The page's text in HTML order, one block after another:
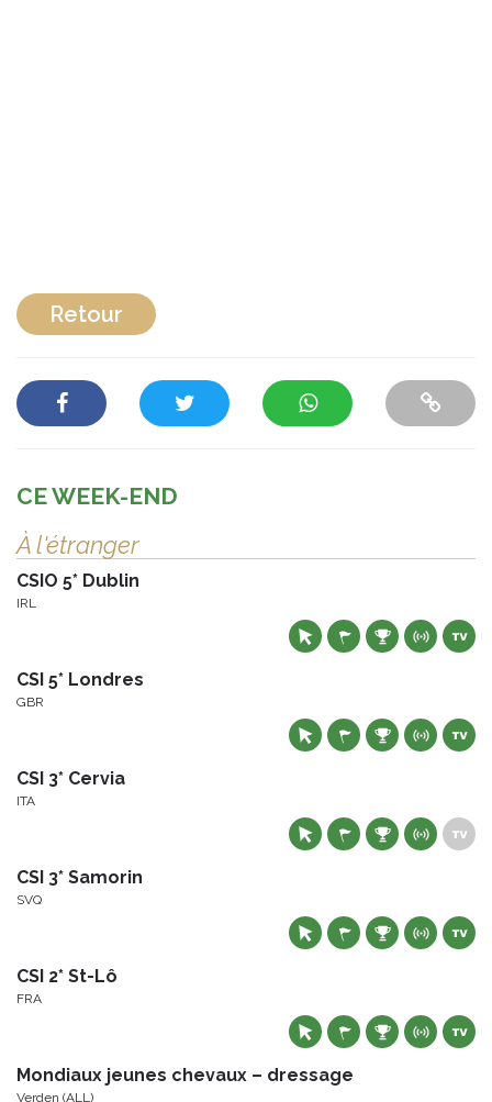
Retour
CE WEEK-END
À l'étranger
CSIO 5* Dublin
IRL
CSI 5* Londres
GBR
CSI 3* Cervia
ITA
CSI 3* Samorin
SVQ
CSI 2* St-Lô
FRA
Mondiaux jeunes chevaux – dressage
Verden (ALL)